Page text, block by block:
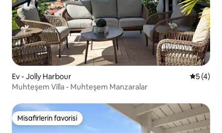
Ev - Jolly Harbour 55 (4)
Muhteşem Villa - Muhteşem Manzaralar
Misafirlerin favorisi
Misafirlerin favorisi